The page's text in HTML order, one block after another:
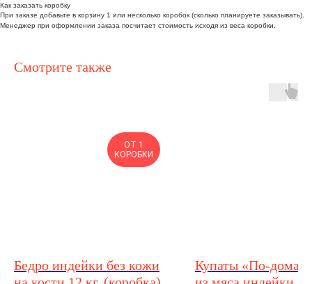
Как заказать коробку
При заказе добавьте в корзину 1 или несколько коробок (сколько планируете заказывать).
Менеджер при оформлении заказа посчитает стоимость исходя из веса коробки.
Смотрите также
ОТ 1
КОРОБКИ
Бедро индейки без кожи
Купаты «По-